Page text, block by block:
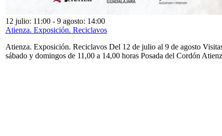
12 julio: 11:00 - 9 agosto: 14:00
Atienza. Exposición. Reciclavos
Atienza. Exposición. Reciclavos Del 12 de julio al 9 de agosto
sábado y domingos de 11,00 a 14,00 horas Posada del Cordón